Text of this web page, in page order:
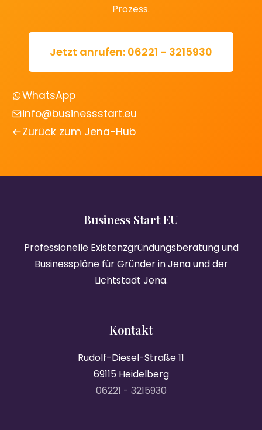
Prozess.
Jetzt anrufen: 06221 - 3215930
WhatsApp
info@businessstart.eu
Zurück zum Jena-Hub
Business Start EU
Professionelle Existenzgründungsberatung und
Businesspläne für Gründer in Jena und der
Lichtstadt Jena.
Kontakt
Rudolf-Diesel-Straße 11
69115 Heidelberg
06221 - 3215930